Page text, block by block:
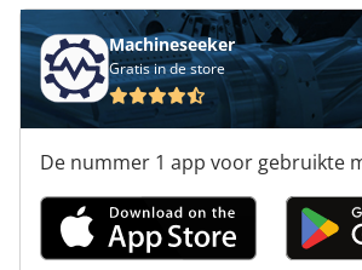
Case Ih 833 A
Case Ih 844 S
Case Ih 844 Xla
Case Ih Cs 94
Case Ih Cvx 1190
Machineseeker
Gratis in de store
De nummer 1 app voor gebruikte